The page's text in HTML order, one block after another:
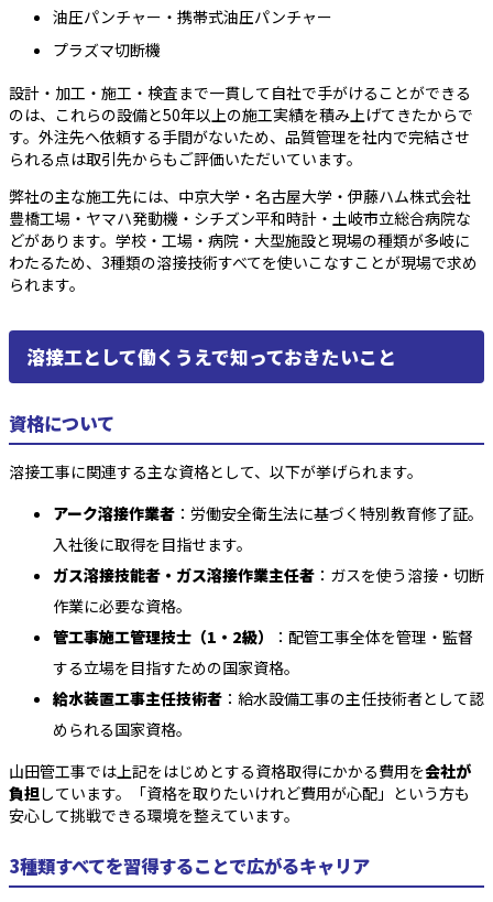
油圧パンチャー・携帯式油圧パンチャー
プラズマ切断機
設計・加工・施工・検査まで一貫して自社で手がけることができる
のは、これらの設備と50年以上の施工実績を積み上げてきたからで
す。外注先へ依頼する手間がないため、品質管理を社内で完結させ
られる点は取引先からもご評価いただいています。
弊社の主な施工先には、中京大学・名古屋大学・伊藤ハム株式会社
豊橋工場・ヤマハ発動機・シチズン平和時計・土岐市立総合病院な
どがあります。学校・工場・病院・大型施設と現場の種類が多岐に
わたるため、3種類の溶接技術すべてを使いこなすことが現場で求め
られます。
溶接工として働くうえで知っておきたいこと
資格について
溶接工事に関連する主な資格として、以下が挙げられます。
アーク溶接作業者 ：労働安全衛生法に基づく特別教育修了証。
入社後に取得を目指せます。
ガス溶接技能者・ガス溶接作業主任者 ：ガスを使う溶接・切断
作業に必要な資格。
管工事施工管理技士（1・2級）
：配管工事全体を管理・監督
する立場を目指すための国家資格。
給水装置工事主任技術者 ：給水設備工事の主任技術者として認
められる国家資格。
山田管工事では上記をはじめとする資格取得にかかる費用を会社が
負担しています。「資格を取りたいけれど費用が心配」という方も
安心して挑戦できる環境を整えています。
3種類すべてを習得することで広がるキャリア